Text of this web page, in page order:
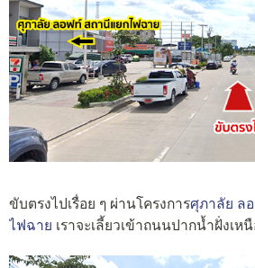
ขับตรงไปเรื่อย ๆ ผ่านโครงการศุภาลัย ล
ไฟฉาย เราจะเลี้ยวเข้าถนนปากน้ำฝั่งเห